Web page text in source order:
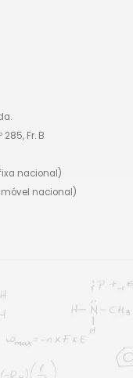
Fr. B
nacional)
nacional)